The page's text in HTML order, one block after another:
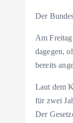
Der
Am
dagegen,
bereits
Laut dem
für zwei
Der